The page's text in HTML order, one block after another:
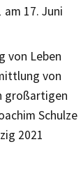
17. Juni
von Leben
von
großartigen
Schulze
2021